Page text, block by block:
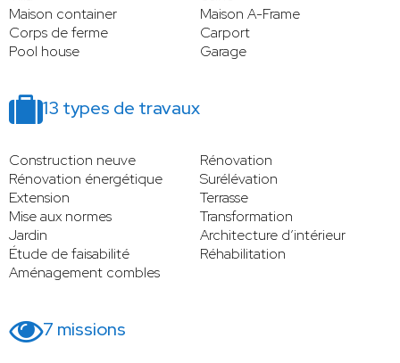
Maison container
Maison A-Frame
Corps de ferme
Carport
Pool house
Garage
13 types de travaux
Construction neuve
Rénovation
Rénovation énergétique
Surélévation
Extension
Terrasse
Mise aux normes
Transformation
Jardin
Architecture d’intérieur
Étude de faisabilité
Réhabilitation
Aménagement combles
7 missions